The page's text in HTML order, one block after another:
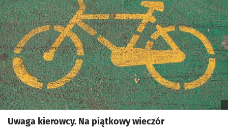
Uwaga kierowcy. Na piątkowy wieczór